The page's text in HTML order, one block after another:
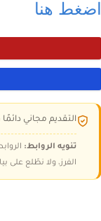
اضغط هنا
التقديم مجاني
تنويه الروابط:
الفرز، ولا نطّلع على